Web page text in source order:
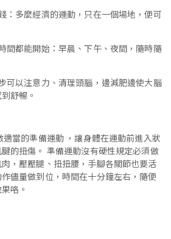
：多麼經濟的運動，只在一個場地，便可
間都能開始：早晨、下午、夜間，隨時隨
可以注意力、清理頭腦，邊減肥邊使大腦
舒暢。
當的準備運動 ，讓身體在運動前進入狀
的扭傷。 準備運動沒有硬性規定必須做
，壓壓腿、扭扭腰，手腳各關節也要活
儘量做到位，時間在十分鐘左右，隨便
咯。